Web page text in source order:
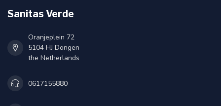
Sanitas Verde
Oranjeplein 72
5104 HJ Dongen
the Netherlands
0617155880